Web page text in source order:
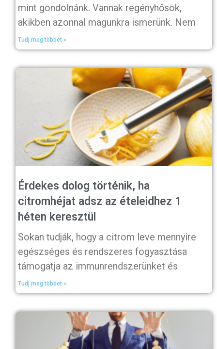
mint gondolnánk. Vannak regényhősök,
akikben azonnal magunkra ismerünk. Nem
Tudj meg többet »
Érdekes dolog történik, ha
citromhéjat adsz az ételeidhez 1
héten keresztül
Sokan tudják, hogy a citrom leve mennyire
egészséges és rendszeres fogyasztása
támogatja az immunrendszerünket és
Tudj meg többet »